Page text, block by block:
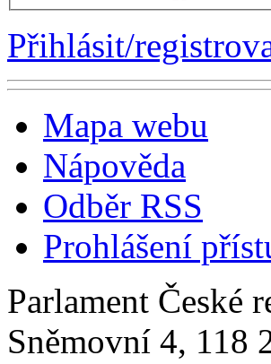
Přihlásit/
Mapa webu
Nápověda
Odběr RSS
Prohlášení
Parlament České
Sněmovní 4, 118